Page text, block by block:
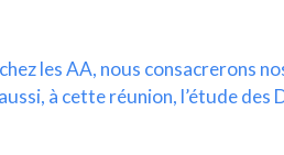
les AA, nous consacrerons
à cette réunion, l’étude des